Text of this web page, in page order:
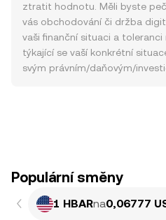
ztratit hodnotu. Měli byste
vás obchodování či držba
vaši finanční situaci a toleranci
týkající se vaší konkrétní
svým právním/daňovým/
Populární směny
1 HBARna0,06777